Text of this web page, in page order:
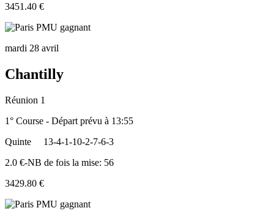
3451.40 €
mardi 28 avril
Chantilly
Réunion 1
1° Course - Départ prévu à 13:55
Quinte
13-4-1-10-2-7-6-3
2.0 €-NB de fois la mise: 56
3429.80 €